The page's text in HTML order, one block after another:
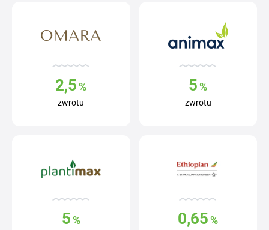
2,5 %
zwrotu
5 %
zwrotu
5% 0,65 %